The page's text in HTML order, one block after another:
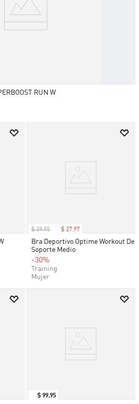
RUN W
$ 39.95 $ 27.97
Bra Deportivo Optime Workout De
Soporte Medio
-30%
Training
Mujer
$ 99.95